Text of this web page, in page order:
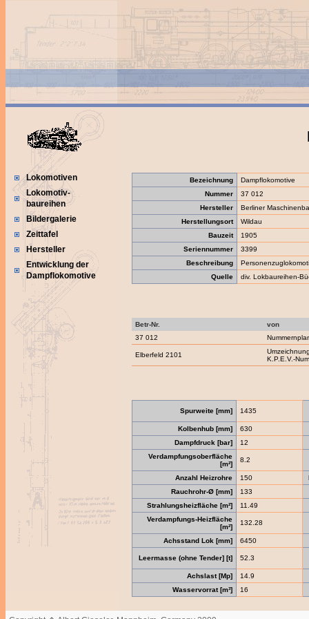
Lokomotiven
Lokomotiv-
baureihen
Bildergalerie
Zeittafel
Hersteller
Entwicklung der
Dampflokomotive
Bezeichnung
Dampflokomotive
Nummer
37 012
Hersteller
Berliner
Herstellungsort
Wildau
Bauzeit
1905
Seriennummer
3399
Beschreibung
Quelle
div. Lokbaureihen-
Betr-Nr.
von
37 012
Elberfeld 2101
K.P.E.V.-
Spurweite [mm] 1435
Kolbenhub [mm]
630
Dampfdruck [bar]
12
Verdampfungsoberfläche
[m²]
8.2
Anzahl Heizrohre 150
Rauchrohr-Ø [mm]
133
Strahlungsheizfläche [m²]
11.49
Verdampfungs-Heizfläche
[m²]
132.28
Achsstand Lok [mm] 6450
Leermasse (ohne Tender] [t] 52.3
Achslast [Mp]
14.9
Wasservorrat [m³]
16